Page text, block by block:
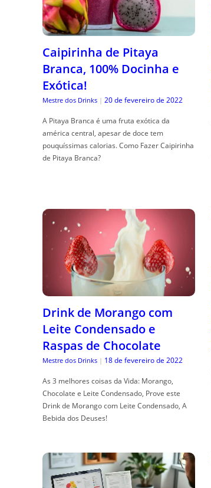
Caipirinha de Pitaya
Branca, 100% Docinha e
Exótica!
Mestre dos Drinks | 20 de fevereiro de 2022
A Pitaya Branca é uma fruta exótica da
américa central, apesar de doce tem
pouquíssimas calorias. Como Fazer Caipirinha
de Pitaya Branca?
Drink de Morango com
Leite Condensado e
Raspas de Chocolate
Mestre dos Drinks | 18 de fevereiro de 2022
As 3 melhores coisas da Vida: Morango,
Chocolate e Leite Condensado, Prove este
Drink de Morango com Leite Condensado, A
Bebida dos Deuses!